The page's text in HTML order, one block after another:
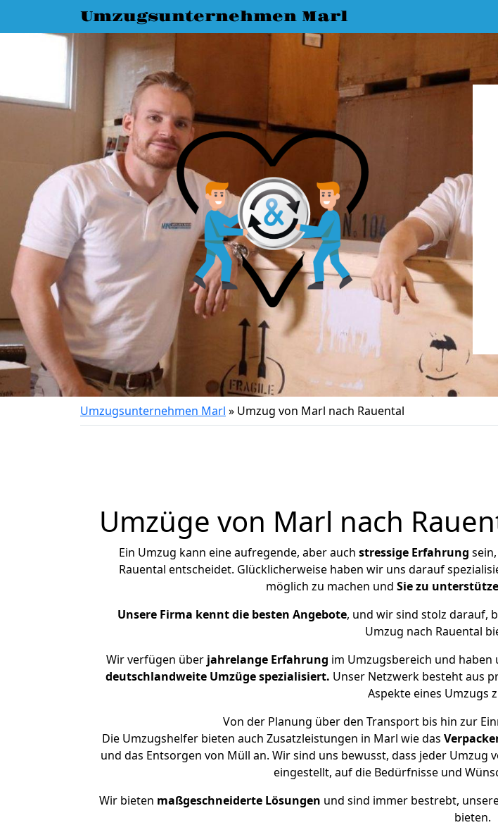
Umzugsunternehmen Marl
Umzugsunternehmen Marl » Umzug von Marl nach Rauental
Umzüge von Marl nach
Ein Umzug kann eine aufregende, aber auch stressige Erfahrung
Rauental entscheidet. Glücklicherweise haben wir uns darauf
möglich zu machen und Sie zu
Unsere Firma kennt die besten Angebote, und wir sind stolz darauf,
Umzug nach Rauental
Wir verfügen überjahrelange Erfahrung im Umzugsbereich und
deutschlandweite Umzüge spezialisiert. Unser Netzwerk besteht aus
Aspekte eines Umzugs
Von der Planung über den Transport bis hin zur
Die Umzugshelfer bieten auch Zusatzleistungen in Marl wie das
und das Entsorgen von Müll an. Wir sind uns bewusst, dass jeder
eingestellt, auf die Bedürfnisse und
Wir bieten maßgeschneiderte Lösungen und sind immer bestrebt,
bieten.